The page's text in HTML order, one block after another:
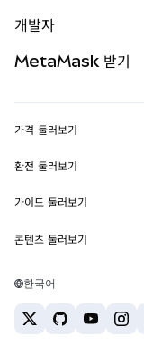
무기한 선물
실물자산
개발자
MetaMask Connect
Snaps
웹3 서비스
MetaMask 받기
보안
고객 지원
채용
가격 둘러보기
이더리움 가격
솔라나 가격
테더 가격
환전 둘러보기
ETH를 USD로 환전
USDT를 INR로 환전
BTC를 INR로 환전
ETH를 USDT로 환전
가이드 둘러보기
ETH 매수
USDT 매수
콘텐츠 둘러보기
솔라나 지갑
한국어